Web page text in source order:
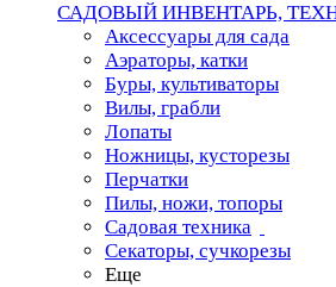
САДОВЫЙ ИНВЕНТАРЬ,
Аксессуары для сада
Аэраторы, катки
Буры, культиваторы
Вилы, грабли
Лопаты
Ножницы, кусторезы
Перчатки
Пилы, ножи, топоры
Садовая техника
Секаторы, сучкорезы
Еще